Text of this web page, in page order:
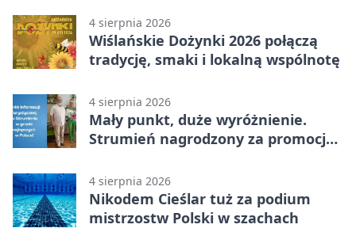
4 sierpnia 2026
Wiślańskie Dożynki 2026 połączą
tradycję, smaki i lokalną wspólnotę
4 sierpnia 2026
Mały punkt, duże wyróżnienie.
Strumień nagrodzony za promocję
4 sierpnia 2026
Nikodem Cieślar tuż za podium
mistrzostw Polski w szachach